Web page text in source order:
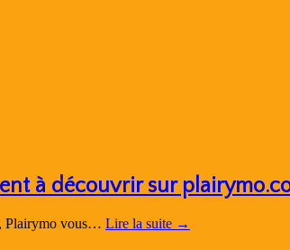
à découvrir sur
Plairymo vous… Lire la suite →